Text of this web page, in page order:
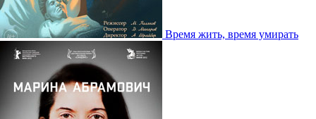
Время жить, время умирать